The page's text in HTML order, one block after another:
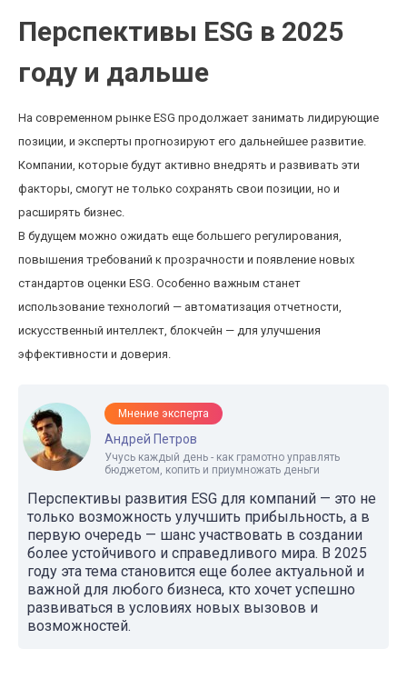
Перспективы ESG в 2025
году и дальше
На современном рынке ESG продолжает занимать лидирующие
позиции, и эксперты прогнозируют его дальнейшее развитие.
Компании, которые будут активно внедрять и развивать эти
факторы, смогут не только сохранять свои позиции, но и
расширять бизнес.
В будущем можно ожидать еще большего регулирования,
повышения требований к прозрачности и появление новых
стандартов оценки ESG. Особенно важным станет
использование технологий — автоматизация отчетности,
искусственный интеллект, блокчейн — для улучшения
эффективности и доверия.
Мнение эксперта
Андрей Петров
Учусь каждый день - как грамотно управлять
бюджетом, копить и приумножать деньги
Перспективы развития ESG для компаний — это не
только возможность улучшить прибыльность, а в
первую очередь — шанс участвовать в создании
более устойчивого и справедливого мира. В 2025
году эта тема становится еще более актуальной и
важной для любого бизнеса, кто хочет успешно
развиваться в условиях новых вызовов и
возможностей.